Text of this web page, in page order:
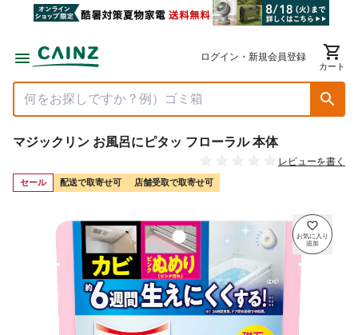
ログイン・新規会員登録
カート
マジックリン お風呂にピタッ フローラル 本体
レビューを書く
セール 配送で取寄せ可 店舗受取で取寄せ可